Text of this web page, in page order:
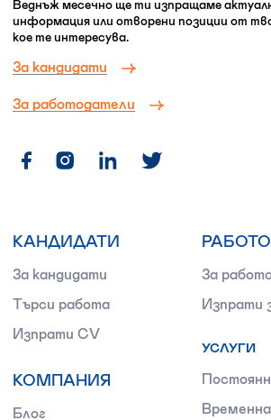
Веднъж месечно ще ти изпращаме
информация или отворени позиции от
кое те интересува.
За кандидати
За работодатели
КАНДИДАТИ
За кандидати
Търси работа
Изпрати CV
КОМПАНИЯ
Блог
За
Изпрати
УСЛУГИ